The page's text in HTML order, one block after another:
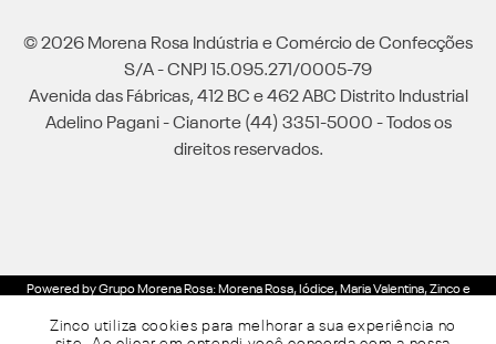
Zinco utiliza cookies para melhorar a sua experiência no
© 2026 Morena Rosa Indústria e Comércio de Confecções
S/A - CNPJ 15.095.271/0005-79
Avenida das Fábricas, 412 BC e 462 ABC Distrito Industrial
Adelino Pagani - Cianorte (44) 3351-5000 - Todos os
direitos reservados.
Powered by Grupo Morena Rosa: Morena Rosa, Iódice, Maria Valentina, Zinco e